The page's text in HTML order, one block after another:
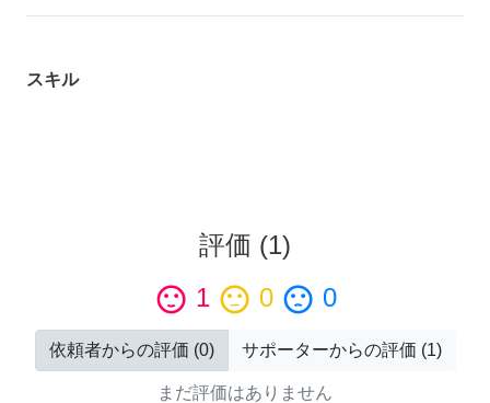
スキル
評価 (1)
sentiment_satisfied 1 sentiment_neutral 0 sentiment_dissatisfied 0
依頼者からの評価 (0) サポーターからの評価 (1)
まだ評価はありません